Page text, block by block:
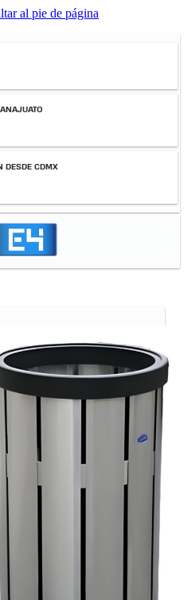
al pie de página
DESDE CDMX